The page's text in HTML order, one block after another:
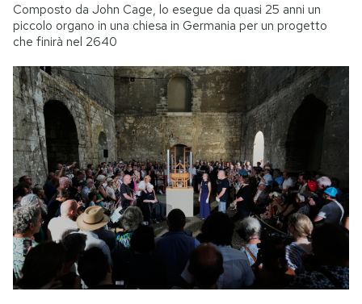
Composto da John Cage, lo esegue da quasi 25 anni un
piccolo organo in una chiesa in Germania per un progetto
che finirà nel 2640